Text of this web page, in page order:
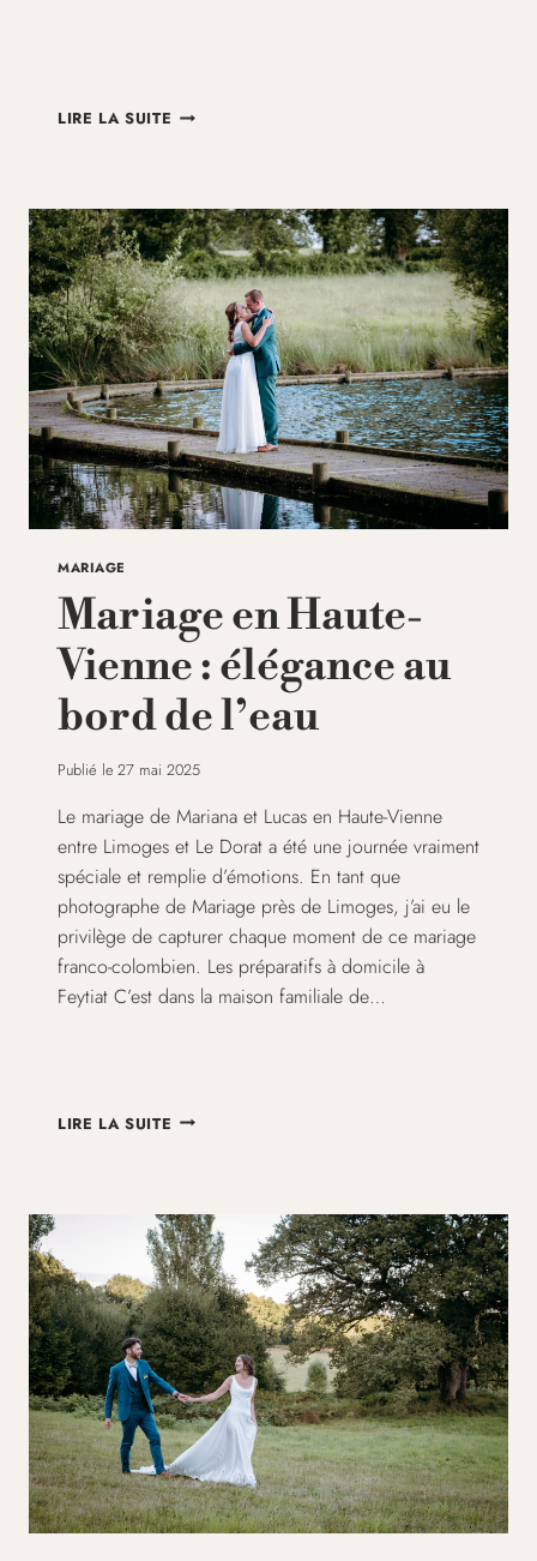
LIRE LA SUITE CHÂTEAU-
ROMANE
&
MATHIEU
PRÈS
DE
LIMOGES
MARIAGE
Mariage en Haute-
Vienne : élégance au
bord de l’eau
Publié le 27 mai 2025
Le mariage de Mariana et Lucas en Haute-Vienne
entre Limoges et Le Dorat a été une journée vraiment
spéciale et remplie d’émotions. En tant que
photographe de Mariage près de Limoges, j’ai eu le
privilège de capturer chaque moment de ce mariage
franco-colombien. Les préparatifs à domicile à
Feytiat C’est dans la maison familiale de…
LIRE LA SUITE MARIAGE
:
ÉLÉGANCE
AU
BORD
DE
L’EAU